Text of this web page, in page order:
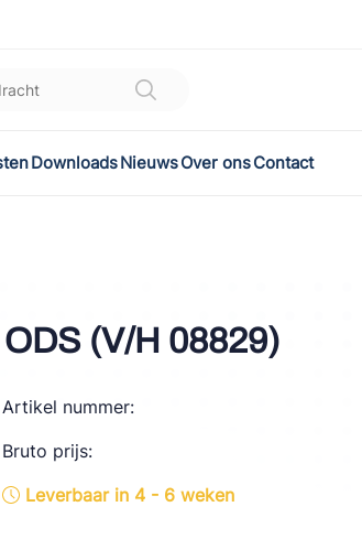
DownloadsNieuwsOver onsContact
(V/H 08829)
Artikel nummer:
Bruto prijs:
Leverbaar in 4 - 6 weken